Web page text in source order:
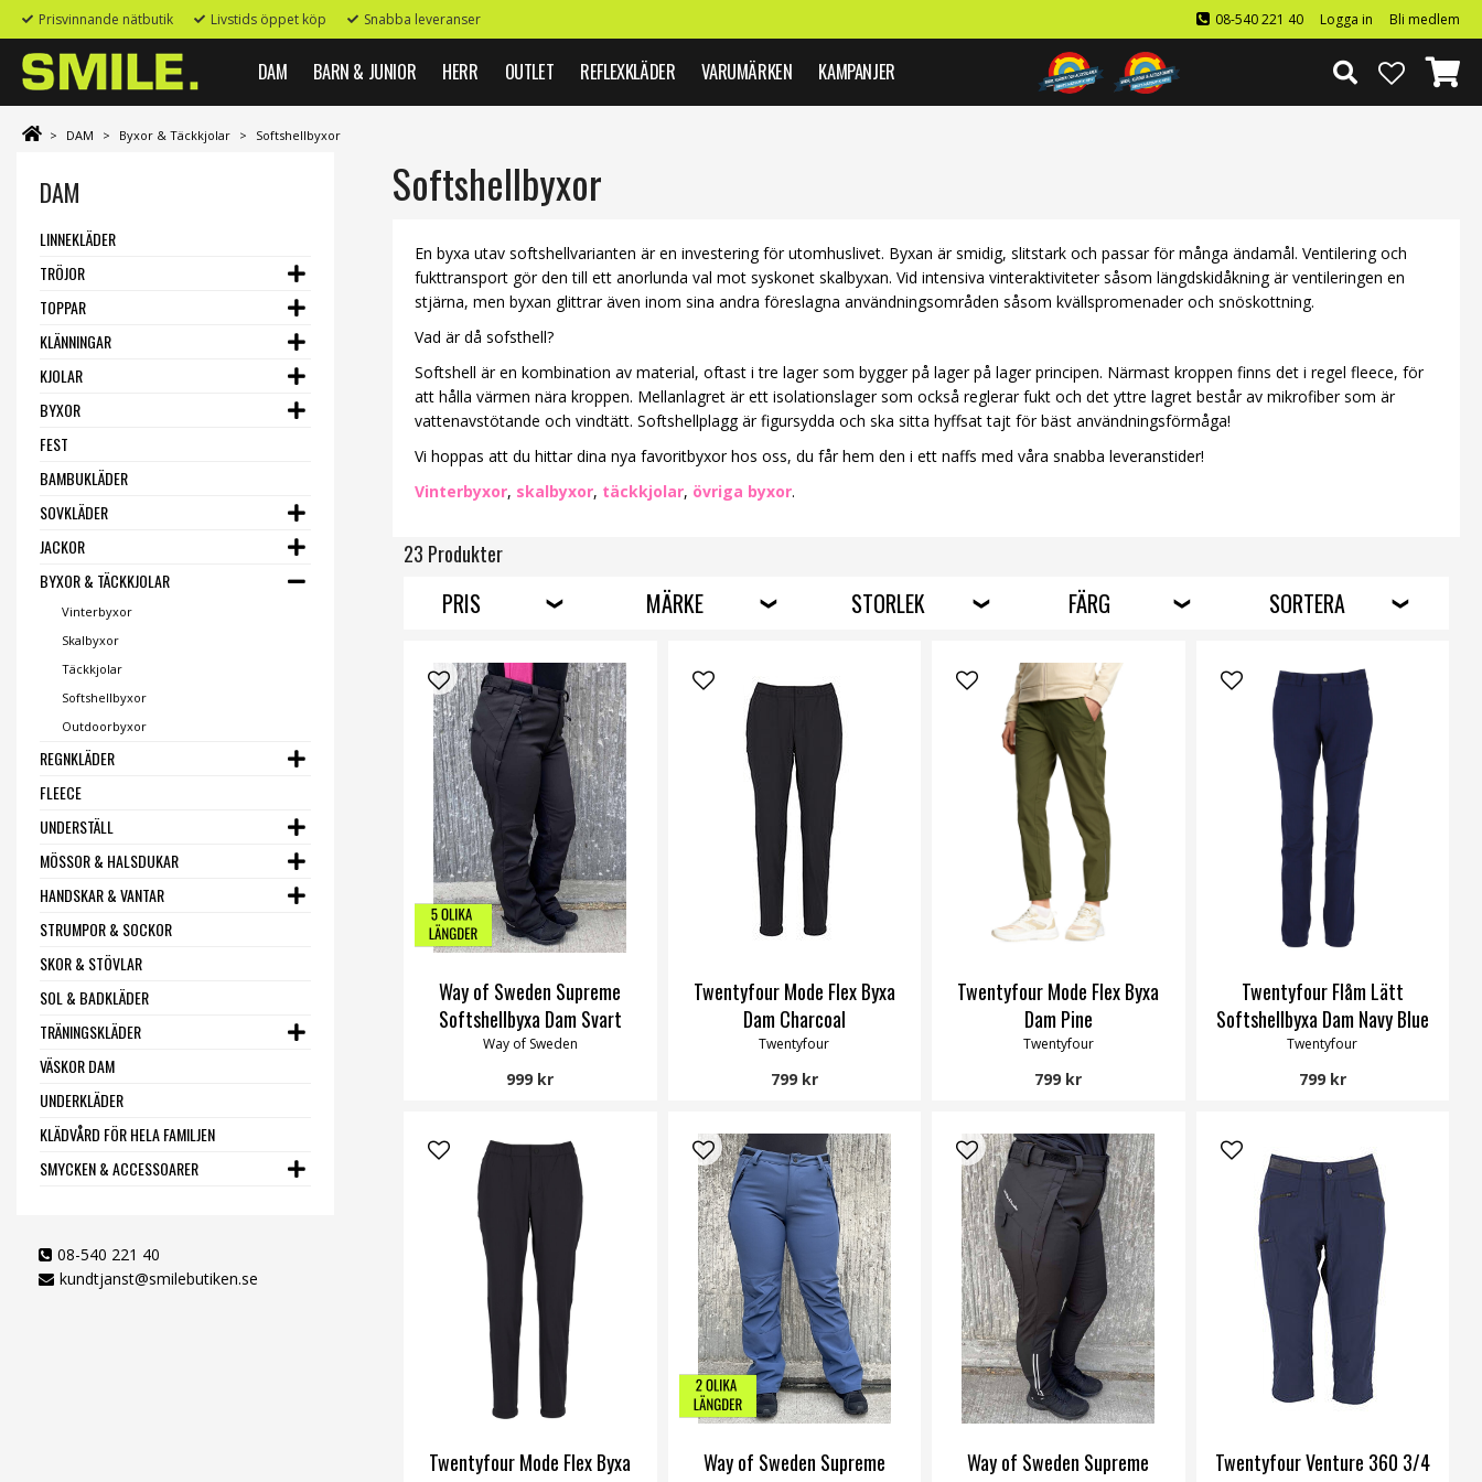
Prisvinnande nätbutik Livstids öppet köp Snabba leveranser 08-540 221 40 Logga in Bli medlem
DAM BARN & JUNIOR HERR OUTLET REFLEXKLÄDER VARUMÄRKEN KAMPANJER
> DAM > Byxor & Täckkjolar > Softshellbyxor
DAM
LINNEKLÄDER
TRÖJOR
TOPPAR
KLÄNNINGAR
KJOLAR
BYXOR
FEST
BAMBUKLÄDER
SOVKLÄDER
JACKOR
BYXOR & TÄCKKJOLAR
Vinterbyxor
Skalbyxor
Täckkjolar
Softshellbyxor
Outdoorbyxor
REGNKLÄDER
FLEECE
UNDERSTÄLL
MÖSSOR & HALSDUKAR
HANDSKAR & VANTAR
STRUMPOR & SOCKOR
SKOR & STÖVLAR
SOL & BADKLÄDER
TRÄNINGSKLÄDER
VÄSKOR DAM
UNDERKLÄDER
KLÄDVÅRD FÖR HELA FAMILJEN
SMYCKEN & ACCESSOARER
08-540 221 40
kundtjanst@smilebutiken.se
Softshellbyxor
En byxa utav softshellvarianten är en investering för utomhuslivet. Byxan är smidig, slitstark och passar för många ändamål. Ventilering och
fukttransport gör den till ett anorlunda val mot syskonet skalbyxan. Vid intensiva vinteraktiviteter såsom längdskidåkning är ventileringen en
stjärna, men byxan glittrar även inom sina andra föreslagna användningsområden såsom kvällspromenader och snöskottning.
Vad är då sofsthell?
Softshell är en kombination av material, oftast i tre lager som bygger på lager på lager principen. Närmast kroppen finns det i regel fleece, för
att hålla värmen nära kroppen. Mellanlagret är ett isolationslager som också reglerar fukt och det yttre lagret består av mikrofiber som är
vattenavstötande och vindtätt. Softshellplagg är figursydda och ska sitta hyffsat tajt för bäst användningsförmåga!
Vi hoppas att du hittar dina nya favoritbyxor hos oss, du får hem den i ett naffs med våra snabba leveranstider!
Vinterbyxor, skalbyxor, täckkjolar, övriga byxor.
23 Produkter
PRIS MÄRKE STORLEK FÄRG SORTERA
Way of Sweden Supreme
Softshellbyxa Dam Svart
Way of Sweden
999 kr
Twentyfour Mode Flex Byxa
Dam Charcoal
Twentyfour
799 kr
Twentyfour Mode Flex Byxa
Dam Pine
Twentyfour
799 kr
Twentyfour Flåm Lätt
Softshellbyxa Dam Navy Blue
Twentyfour
799 kr
Twentyfour Mode Flex Byxa
Way of Sweden Supreme
Way of Sweden Supreme
Twentyfour Venture 360 3/4